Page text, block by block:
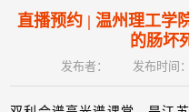
直播预约 | 温州理工学
的肠坏
发布者： 发布时间